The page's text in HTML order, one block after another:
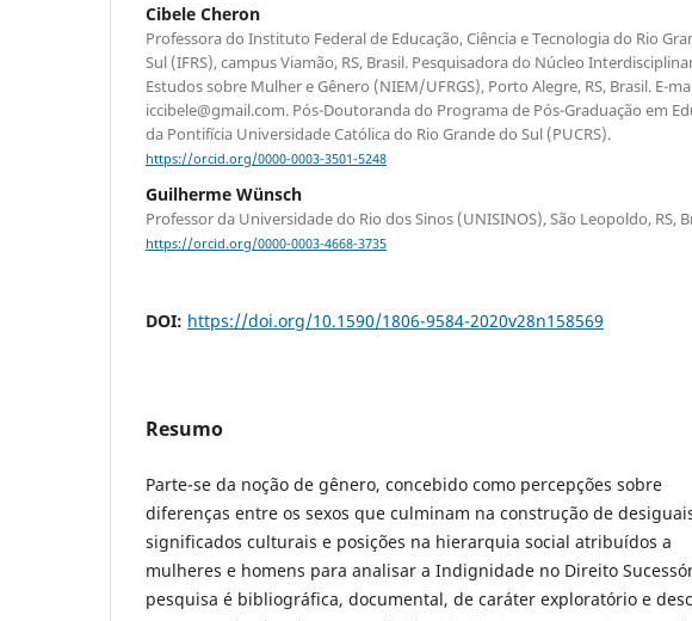
Cibele Cheron
Professora do Instituto Federal de Educação, Ciência e Tecnologia do Rio
Sul (IFRS), campus Viamão, RS, Brasil. Pesquisadora do Núcleo
Estudos sobre Mulher e Gênero (NIEM/UFRGS), Porto Alegre, RS, Brasil. E-
iccibele@gmail.com. Pós-Doutoranda do Programa de Pós-Graduação em
da Pontifícia Universidade Católica do Rio Grande do Sul (PUCRS).
https://orcid.org/0000-0003-3501-5248
Guilherme Wünsch
Professor da Universidade do Rio dos Sinos (UNISINOS), São Leopoldo, RS,
https://orcid.org/0000-0003-4668-3735
DOI: https://doi.org/10.1590/1806-9584-2020v28n158569
Resumo
Parte-se da noção de gênero, concebido como percepções sobre
diferenças entre os sexos que culminam na construção de
significados culturais e posições na hierarquia social atribuídos a
mulheres e homens para analisar a Indignidade no Direito
pesquisa é bibliográfica, documental, de caráter exploratório e